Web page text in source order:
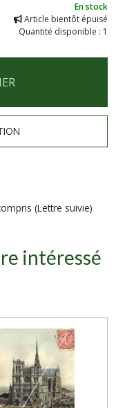
En stock
Article bientôt épuisé
Quantité disponible : 1
(Lettre suivie)
intéressé